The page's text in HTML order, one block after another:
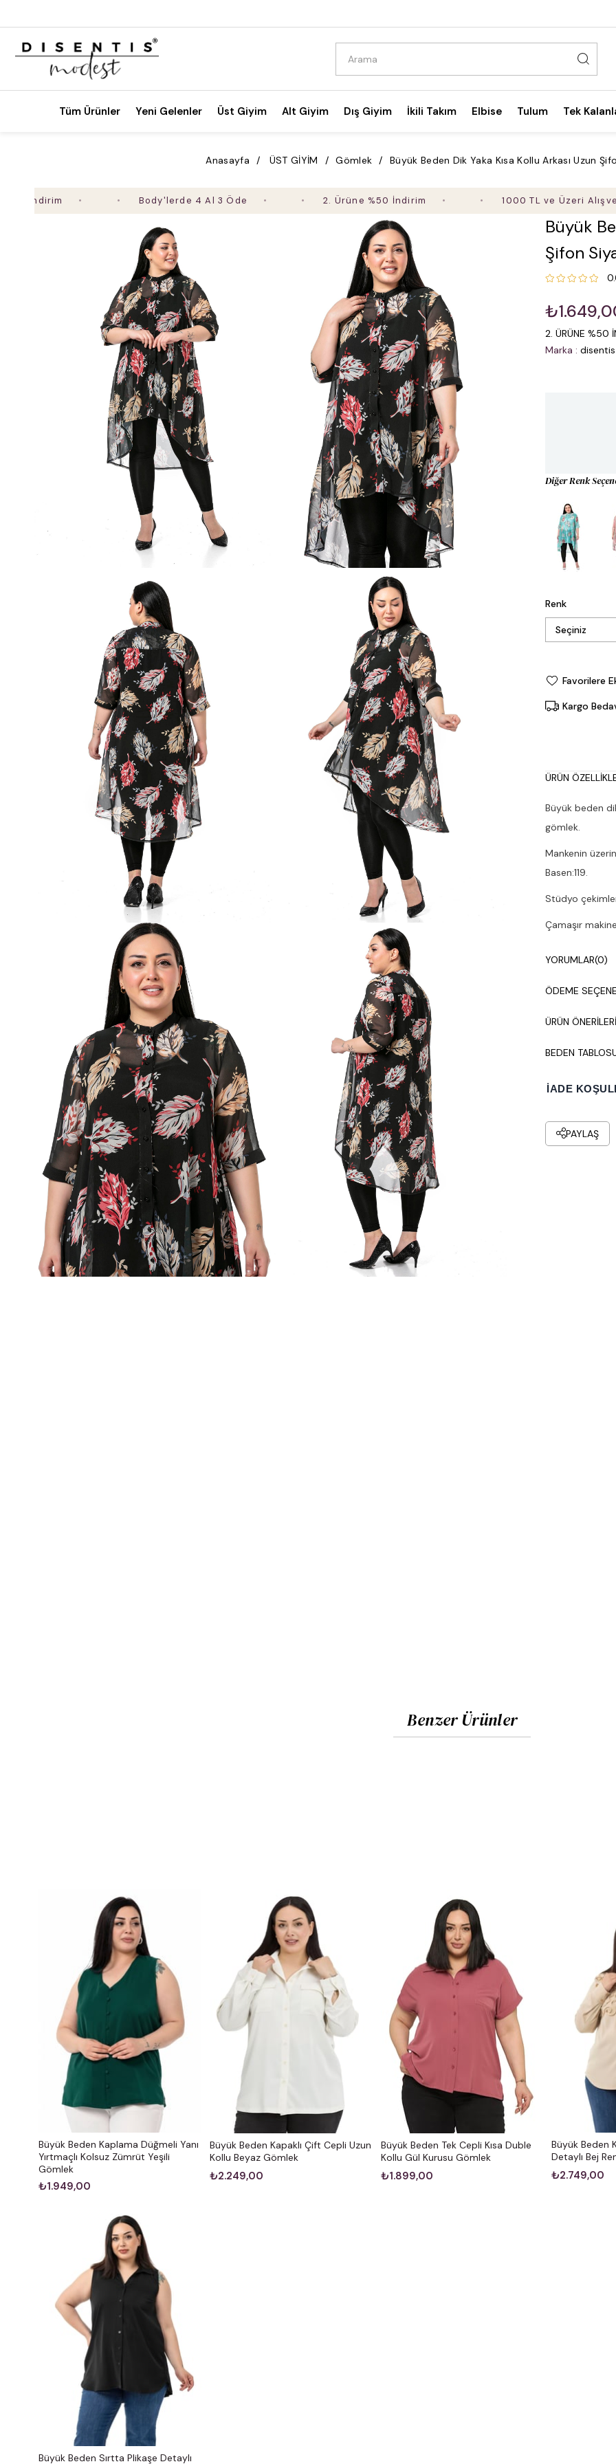
Tüm Ürünler Yeni Gelenler Üst Giyim Alt Giyim Dış Giyim İkili Takım Elbise Tulum Tek
Anasayfa ÜST GİYİM Gömlek Büyük Beden Dik Yaka Kısa Kollu Arkası Uzun
Body'lerde 4 Al 3 Öde 2. Ürüne %50 İndirim 1000 TL ve Üzeri Alışverişte
Büyük
Şifon
2. ÜRÜNE %50
Marka : disentis
Diğer Renk
Renk
Favorilere
Kargo
ÜRÜN
Büyük beden
gömlek.
Mankenin
Basen:119.
Stüdyo
Çamaşır
YORUMLAR(0)
ÖDEME
ÜRÜN ÖNERILERI
BEDEN
İADE
PAYLAŞ
Benzer Ürünler
Büyük Beden Kaplama Düğmeli Yanı
Yırtmaçlı Kolsuz Zümrüt Yeşili
Gömlek
₺1.949,00
Büyük Beden Kapaklı Çift Cepli Uzun
Kollu Beyaz Gömlek
₺2.249,00
Büyük Beden Tek Cepli Kısa Duble
Kollu Gül Kurusu Gömlek
₺1.899,00
Büyük Beden
Detaylı Bej
₺2.749,00
Büyük Beden Sırtta Plikaşe Detaylı